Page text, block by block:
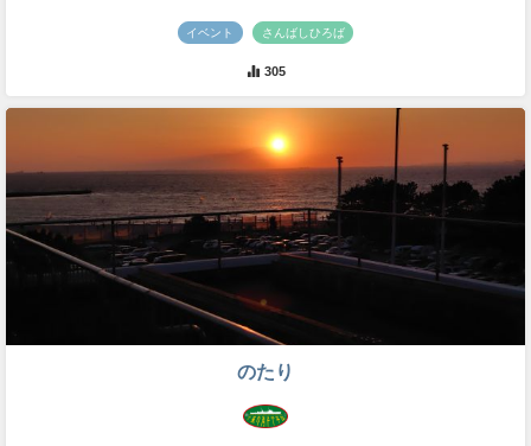
イベント さんばしひろば
305
のたり